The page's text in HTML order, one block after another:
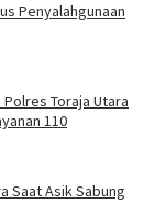
Penyalahgunaan
Toraja Utara
110
Saat Asik Sabung